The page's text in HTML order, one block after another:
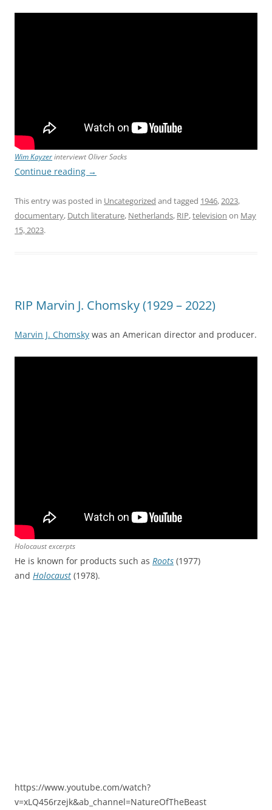
Wim Kayzerinterviewt Oliver Sacks
Continue reading →
This entry was posted in Uncategorized and tagged 1946,2023,
documentary, Dutch literature, Netherlands, RIP,television on May
15, 2023.
RIP Marvin J. Chomsky (1929 – 2022)
Marvin J. Chomsky was an American director and producer.
Holocaustexcerpts
He is known for products such as Roots (1977)
and Holocaust (1978).
https://www.youtube.com/watch?
v=xLQ456rzejk&ab_channel=NatureOfTheBeast